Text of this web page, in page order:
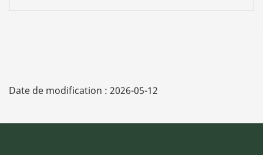
Date de modification : 2026-05-12